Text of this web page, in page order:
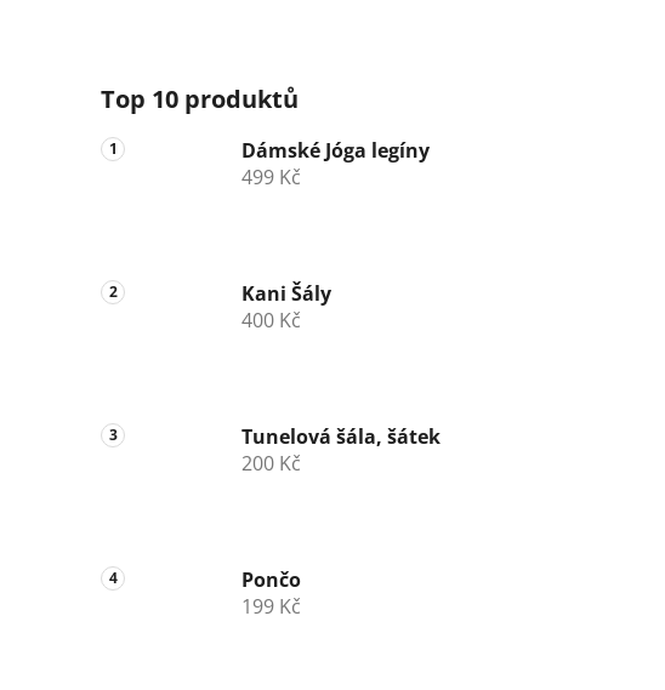
Top 10 produktů
Dámské Jóga legíny
499 Kč
Kani Šály
400 Kč
Tunelová šála, šátek
200 Kč
Pončo
199 Kč